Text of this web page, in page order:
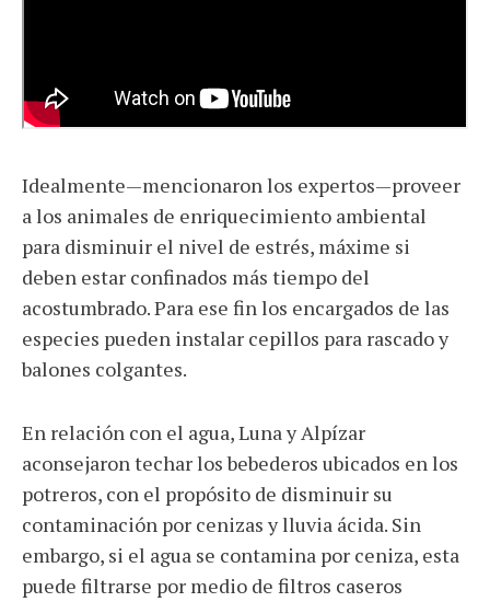
Idealmente—mencionaron los expertos—proveer
a los animales de enriquecimiento ambiental
para disminuir el nivel de estrés, máxime si
deben estar confinados más tiempo del
acostumbrado. Para ese fin los encargados de las
especies pueden instalar cepillos para rascado y
balones colgantes.
En relación con el agua, Luna y Alpízar
aconsejaron techar los bebederos ubicados en los
potreros, con el propósito de disminuir su
contaminación por cenizas y lluvia ácida. Sin
embargo, si el agua se contamina por ceniza, esta
puede filtrarse por medio de filtros caseros